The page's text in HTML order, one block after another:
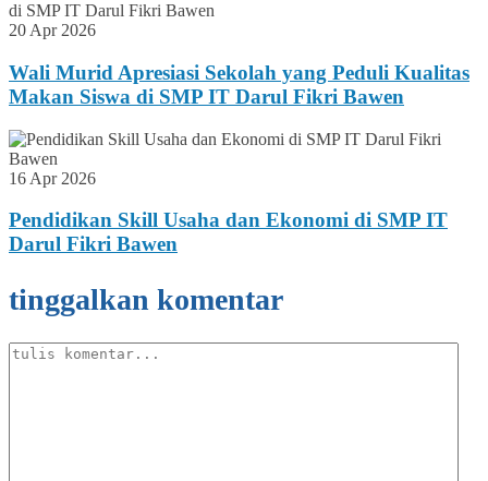
20 Apr 2026
Wali Murid Apresiasi Sekolah yang Peduli Kualitas
Makan Siswa di SMP IT Darul Fikri Bawen
16 Apr 2026
Pendidikan Skill Usaha dan Ekonomi di SMP IT
Darul Fikri Bawen
tinggalkan komentar